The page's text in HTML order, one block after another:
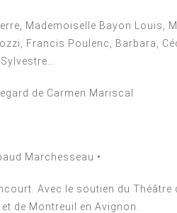
Mademoiselle Bayon Louis,
Francis Poulenc, Barbara,
de Carmen Mariscal
Marchesseau •
Avec le soutien du Théâtre
de Montreuil en Avignon.